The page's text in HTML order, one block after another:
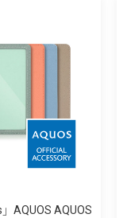
」AQUOS AQUOS